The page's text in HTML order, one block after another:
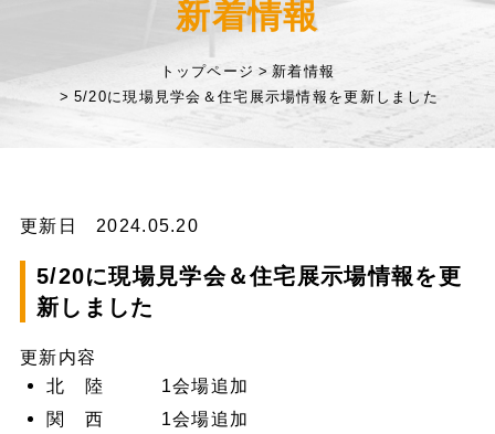
新着情報
トップページ
新着情報
5/20に現場見学会＆住宅展示場情報を更新しました
更新日 2024.05.20
5/20に現場見学会＆住宅展示場情報を更
新しました
更新内容
北 陸 1会場追加
関 西 1会場追加